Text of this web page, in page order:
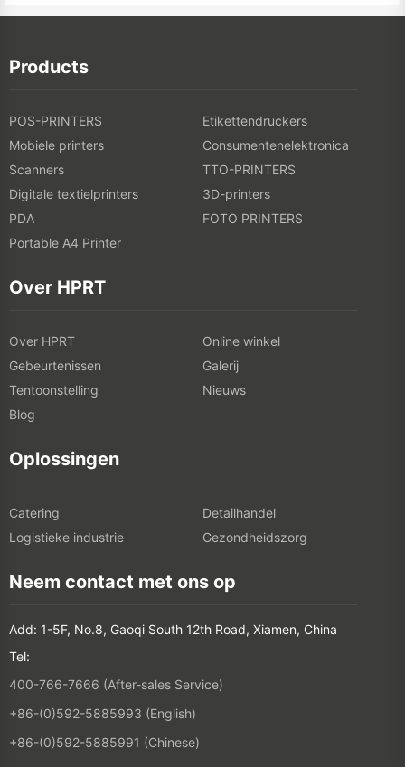
Products
POS-PRINTERS
Etikettendruckers
Mobiele printers
Consumentenelektronica
Scanners
TTO-PRINTERS
Digitale textielprinters
3D-printers
PDA
FOTO PRINTERS
Portable A4 Printer
Over HPRT
Over HPRT
Online winkel
Gebeurtenissen
Galerij
Tentoonstelling
Nieuws
Blog
Oplossingen
Catering
Detailhandel
Logistieke industrie
Gezondheidszorg
Neem contact met ons op
Add: 1-5F, No.8, Gaoqi South 12th Road, Xiamen, China
Tel:
400-766-7666 (After-sales Service)
+86-(0)592-5885993 (English)
+86-(0)592-5885991 (Chinese)